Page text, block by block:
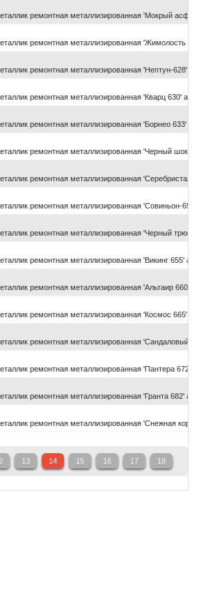
ремонтная металлизированная 'Мокрый
ремонтная металлизированная 'Жимолость
ремонтная металлизированная 'Нептун-628'
ремонтная металлизированная 'Кварц 630'
ремонтная металлизированная 'Борнео 633'
ремонтная металлизированная 'Черный
ремонтная металлизированная 'Серебристая
ремонтная металлизированная 'Совиньон-
ремонтная металлизированная 'Черный
ремонтная металлизированная 'Викинг 655'
ремонтная металлизированная 'Альтаир 660'
ремонтная металлизированная 'Космос 665'
ремонтная металлизированная 'Сандаловый
ремонтная металлизированная 'Пантера 672'
ремонтная металлизированная 'Гранта 682'
ремонтная металлизированная 'Снежная
13 14 15 16 17 18